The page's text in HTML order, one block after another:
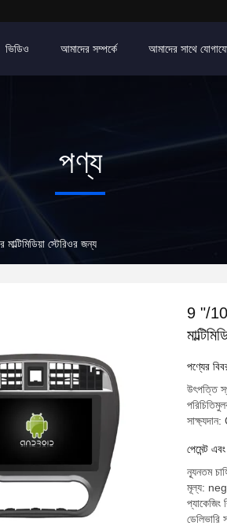
ভিডিও আমাদের সম্পর্কে আমাদের সাথে
পণ্য
স্টেরিওর জন্য
9 "/
পণ্যের
উৎপত্তি
পেমেন্ট
ন্যূনতম
মূল্য:
প্যাকেজিং
ডেলিভারি